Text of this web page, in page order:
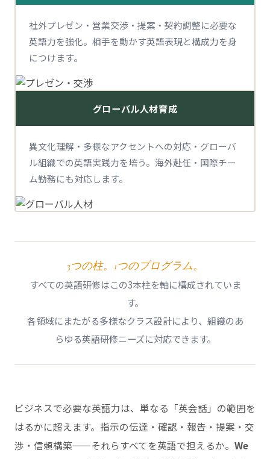
社外プレゼン・営業交渉・提案・契約調整に必要な
英語力を強化。相手を動かす英語表現と構成力を身
につけます。
グローバル人材育成
異文化理解・多様なアクセントへの対応・グローバ
ル組織での英語実践力を培う。海外赴任・国際チー
ム勤務にも対応します。
3つの柱。1つのプログラム。
すべての英語研修はこの3本柱を軸に構成されていま
す。
各領域にまたがる多様なクラス設計により、組織のあ
らゆる英語研修ニーズに対応できます。
ビジネスで必要な英語力は、単なる「英会話」の範囲を
はるかに超えます。指示の伝達・確認・報告・提案・交
渉・信頼構築——それらすべてを英語で担えるか。 We